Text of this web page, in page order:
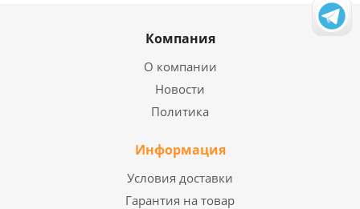
Компания
О компании
Новости
Политика
Информация
Условия доставки
Гарантия на товар